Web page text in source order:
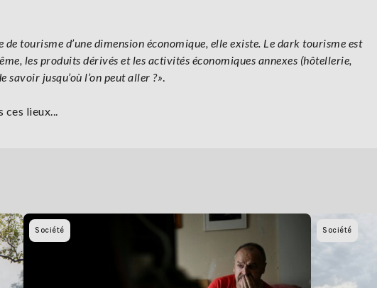
tourisme d’une dimension économique, elle existe. Le dark tourisme est
les produits dérivés et les activités économiques annexes (hôtellerie,
jusqu’où l’on peut aller ?».
ces lieux...
Société Société